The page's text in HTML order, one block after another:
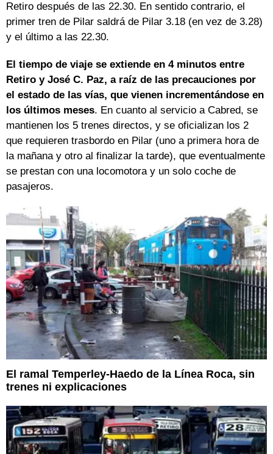
Retiro después de las 22.30. En sentido contrario, el
primer tren de Pilar saldrá de Pilar 3.18 (en vez de 3.28)
y el último a las 22.30.
El tiempo de viaje se extiende en 4 minutos entre
Retiro y José C. Paz, a raíz de las precauciones por
el estado de las vías, que vienen incrementándose en
los últimos meses. En cuanto al servicio a Cabred, se
mantienen los 5 trenes directos, y se oficializan los 2
que requieren trasbordo en Pilar (uno a primera hora de
la mañana y otro al finalizar la tarde), que eventualmente
se prestan con una locomotora y un solo coche de
pasajeros.
El ramal Temperley-Haedo de la Línea Roca, sin
trenes ni explicaciones